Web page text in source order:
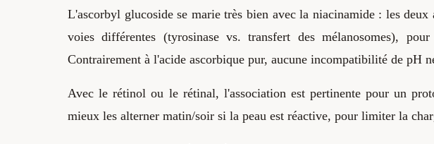
L'ascorbyl glucoside se marie très bien avec la niacinamide : les deux
voies différentes (tyrosinase vs. transfert des mélanosomes),
Contrairement à l'acide ascorbique pur, aucune incompatibilité de pH
Avec le rétinol ou le rétinal, l'association est pertinente pour un
mieux les alterner matin/soir si la peau est réactive, pour limiter la